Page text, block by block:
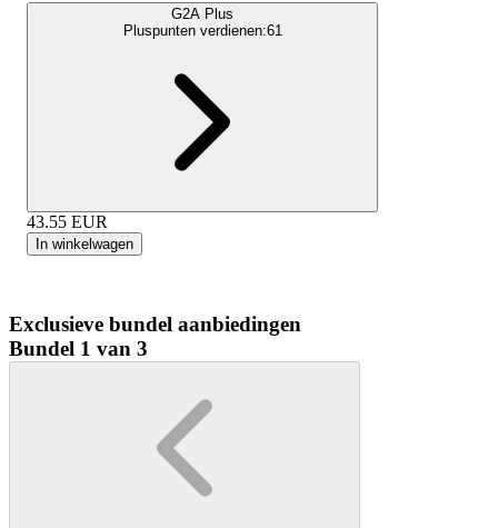
G2A Plus
Pluspunten verdienen:61
43.55 EUR
In winkelwagen
Exclusieve bundel aanbiedingen
Bundel 1 van 3